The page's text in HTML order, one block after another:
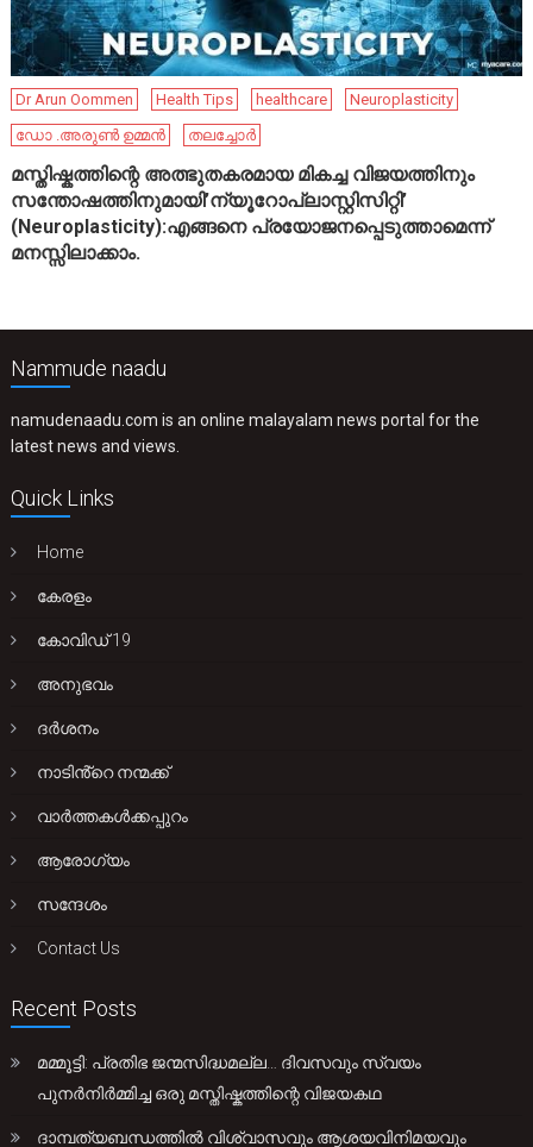
Dr Arun Oommen Health Tips healthcare
Neuroplasticity
ഡോ .അരുൺ ഉമ്മൻ
തലച്ചോർ
മസ്തിഷ്കത്തിന്റെ അത്ഭുതകരമായ മികച്ച വിജയത്തിനും
സന്തോഷത്തിനുമായി’ന്യൂറോപ്ലാസ്റ്റിസിറ്റി’
(Neuroplasticity):എങ്ങനെ പ്രയോജനപ്പെടുത്താമെന്ന്
മനസ്സിലാക്കാം.
Nammude naadu
namudenaadu.com is an online malayalam news portal for the
latest news and views.
Quick Links
Home
കേരളം
കോവിഡ് 19
അനുഭവം
ദർശനം
നാടിൻ്റെ നന്മക്ക്
വാർത്തകൾക്കപ്പുറം
ആരോഗ്യം
സന്ദേശം
Contact Us
Recent Posts
മമ്മൂട്ടി: പ്രതിഭ ജന്മസിദ്ധമല്ല… ദിവസവും സ്വയം
പുനർനിർമ്മിച്ച ഒരു മസ്തിഷ്കത്തിന്റെ വിജയകഥ
ദാമ്പത്യബന്ധത്തിൽ വിശ്വാസവും ആശയവിനിമയവും